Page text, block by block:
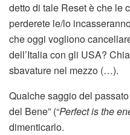
detto di tale Reset è che le
perderete le/lo
che oggi vogliono
dell’Italia con gli USA?
sbavature nel mezzo (…).
Qualche saggio del
del Bene” (“Perfect is the
dimenticarlo.